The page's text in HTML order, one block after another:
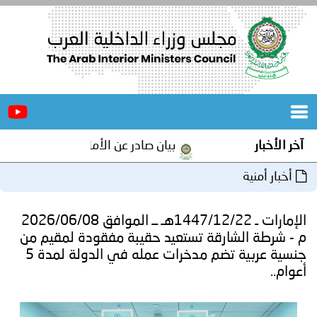
الرئيسية
المكاتب
المجلس
مؤتمرات
و
جهود
آخر الأخبار بيان صادر عن الأمانة العامة لمجلس
أخبار أمنية
الإمارات ـ 1447/12/22هـ ــ الموافق 2026/06/08
م - شرطة الشارقة تستعيد حقيبة مفقودة لمقيم من
جنسية عربية تضم مدخرات عمله في الدولة لمدة 5
أعوام..